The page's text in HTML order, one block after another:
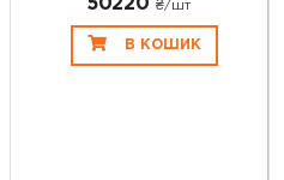
50220 ₴/шт
В КОШИК